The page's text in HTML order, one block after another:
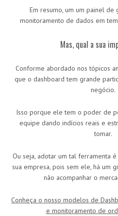
Em resumo, um um painel de
monitoramento de dados em
Mas, qual a sua
Conforme abordado nos tópicos
que o dashboard tem grande
negócio.
Isso porque ele tem o poder de
equipe dando indícios reais e
tomar.
Ou seja, adotar um tal ferramenta
sua empresa, pois sem ele, há um
não acompanhar o
Conheça o nosso modelos de
e monitoramento de